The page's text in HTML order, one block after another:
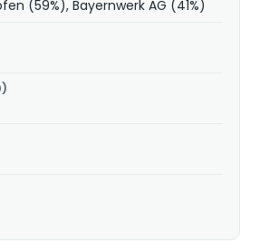
(59%), Bayernwerk AG (41%)